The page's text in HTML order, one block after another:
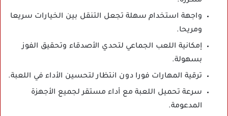
واجهة استخدام سهلة تجعل التنقل بين الخيارات سريعا
ومريحا.
إمكانية اللعب الجماعي لتحدي الأصدقاء وتحقيق الفوز
بسهولة.
ترقية المهارات فورا دون انتظار لتحسين الأداء في اللعبة.
سرعة تحميل اللعبة مع أداء مستقر لجميع الأجهزة
المدعومة.